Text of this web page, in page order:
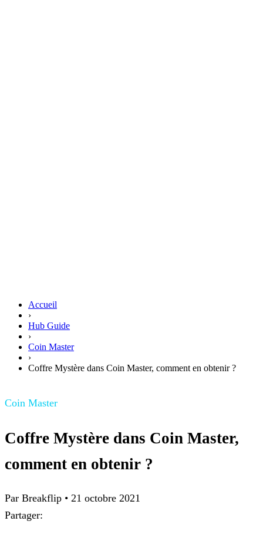
Accueil
›
Hub Guide
›
Coin Master
›
Coffre Mystère dans Coin Master, comment en obtenir ?
Coin Master
Coffre Mystère dans Coin Master,
comment en obtenir ?
Par Breakflip • 21 octobre 2021
Partager: